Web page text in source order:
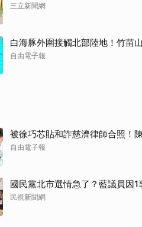
三立新聞網
白海豚外圍接觸北部陸地！竹苗
自由電子報
被徐巧芯貼和詐慈濟律師合照！
自由電子報
國民黨北市選情急了？藍議員因
民視新聞網